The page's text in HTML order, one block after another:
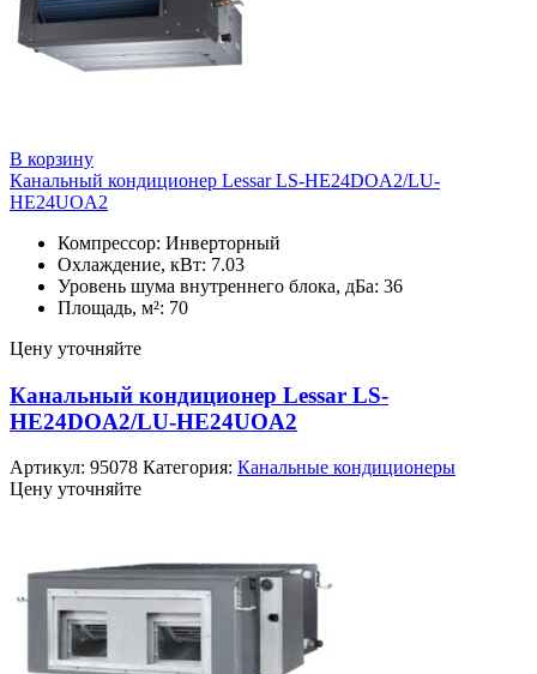
В корзину
Канальный кондиционер Lessar LS-HE24DOA2/LU-
HE24UOA2
Компрессор: Инверторный
Охлаждение, кВт: 7.03
Уровень шума внутреннего блока, дБа: 36
Площадь, м²: 70
Цену уточняйте
Канальный кондиционер Lessar LS-
HE24DOA2/LU-HE24UOA2
Артикул: 95078 Категория: Канальные кондиционеры
Цену уточняйте